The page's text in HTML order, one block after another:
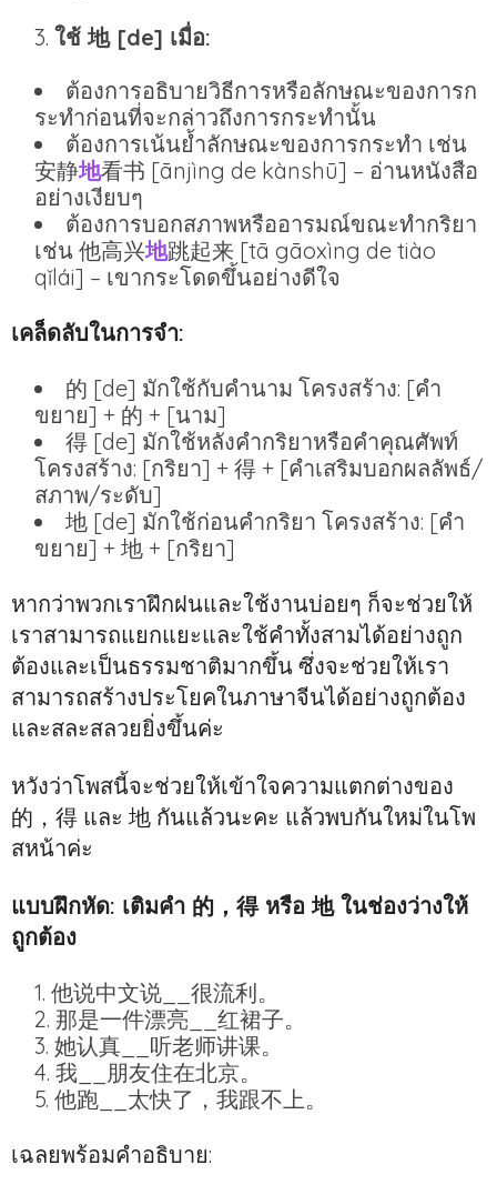
ใช้ 地 [de] เมื่อ:
ต้องการอธิบายวิธีการหรือลักษณะของการก
ระทำก่อนที่จะกล่าวถึงการกระทำนั้น
ต้องการเน้นย้ำลักษณะของการกระทำ เช่น
安静地看书 [ānjìng de kànshū] – อ่านหนังสือ
อย่างเงียบๆ
ต้องการบอกสภาพหรืออารมณ์ขณะทำกริยา
เช่น 他高兴地跳起来 [tā gāoxìng de tiào
qǐlái] – เขากระโดดขึ้นอย่างดีใจ
เคล็ดลับในการจำ:
的 [de] มักใช้กับคำนาม โครงสร้าง: [คำ
ขยาย] + 的 + [นาม]
得 [de] มักใช้หลังคำกริยาหรือคำคุณศัพท์
โครงสร้าง: [กริยา] + 得 + [คำเสริมบอกผลลัพธ์/
สภาพ/ระดับ]
地 [de] มักใช้ก่อนคำกริยา โครงสร้าง: [คำ
ขยาย] + 地 + [กริยา]
หากว่าพวกเราฝึกฝนและใช้งานบ่อยๆ ก็จะช่วยให้
เราสามารถแยกแยะและใช้คำทั้งสามได้อย่างถูก
ต้องและเป็นธรรมชาติมากขึ้น ซึ่งจะช่วยให้เรา
สามารถสร้างประโยคในภาษาจีนได้อย่างถูกต้อง
และสละสลวยยิ่งขึ้นค่ะ
หวังว่าโพสนี้จะช่วยให้เข้าใจความแตกต่างของ
的，得 และ 地 กันแล้วนะคะ แล้วพบกันใหม่ในโพ
สหน้าค่ะ
แบบฝึกหัด: เติมคำ 的，得 หรือ 地 ในช่องว่างให้
ถูกต้อง
他说中文说__很流利。
那是一件漂亮__红裙子。
她认真__听老师讲课。
我__朋友住在北京。
他跑__太快了，我跟不上。
เฉลยพร้อมคำอธิบาย: